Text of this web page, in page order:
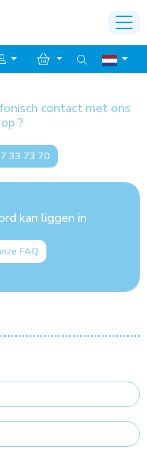
contact met ons
op ?
33 73 70
kan liggen in
FAQ